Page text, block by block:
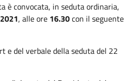
è convocata, in seduta ordinaria,
, alle ore 16.30con il seguente
e del verbale della seduta del 22